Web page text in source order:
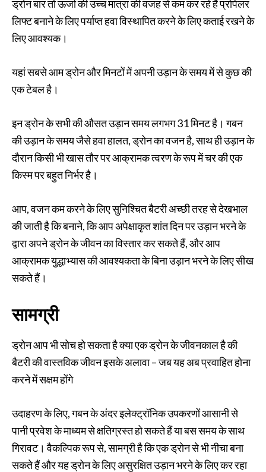
ड्रोन बार तो ऊर्जा की उच्च मात्रा की वजह से कम कर रहे हैं प्रोपेलर
लिफ्ट बनाने के लिए पर्याप्त हवा विस्थापित करने के लिए कताई रखने के
लिए आवश्यक।
यहां सबसे आम ड्रोन और मिनटों में अपनी उड़ान के समय में से कुछ की
एक टेबल है।
इन ड्रोन के सभी की औसत उड़ान समय लगभग 31 मिनट है। गबन
की उड़ान के समय जैसे हवा हालत, ड्रोन का वजन है, साथ ही उड़ान के
दौरान किसी भी खास तौर पर आक्रामक त्वरण के रूप में चर की एक
किस्म पर बहुत निर्भर है।
आप, वजन कम करने के लिए सुनिश्चित बैटरी अच्छी तरह से देखभाल
की जाती है कि बनाने, कि आप अपेक्षाकृत शांत दिन पर उड़ान भरने के
द्वारा अपने ड्रोन के जीवन का विस्तार कर सकते हैं, और आप
आक्रामक युद्धाभ्यास की आवश्यकता के बिना उड़ान भरने के लिए सीख
सकते हैं।
सामग्री
ड्रोन आप भी सोच हो सकता है क्या एक ड्रोन के जीवनकाल है की
बैटरी की वास्तविक जीवन इसके अलावा – जब यह अब प्रवाहित होना
करने में सक्षम होंगे
उदाहरण के लिए, गबन के अंदर इलेक्ट्रॉनिक उपकरणों आसानी से
पानी प्रवेश के माध्यम से क्षतिग्रस्त हो सकते हैं या बस समय के साथ
गिरावट। वैकल्पिक रूप से, सामग्री है कि एक ड्रोन से भी नीचा बना
सकते हैं और यह ड्रोन के लिए असुरक्षित उड़ान भरने के लिए कर रहा